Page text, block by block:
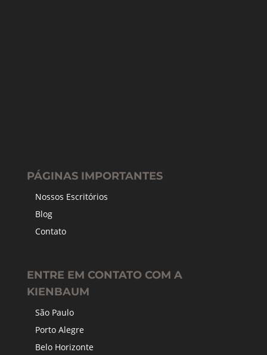
PÁGINAS IMPORTANTES
Nossos Escritórios
Blog
Contato
ENTRE EM CONTATO COM A
KIENBAUM
São Paulo
Porto Alegre
Belo Horizonte